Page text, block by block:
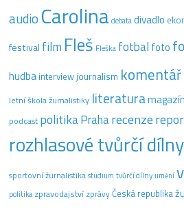
audio Carolina debata divadlo
festival film Fleš Fleška fotbal foto
hudba interview journalism komentář
letní škola žurnalistiky literatura
podcast politikaPraharecenze
rozhlasové tvůrčí dílny
sportovní žurnalistika studium tvůrčí dílny umění
politika zpravodajstvízprávyČeská republika